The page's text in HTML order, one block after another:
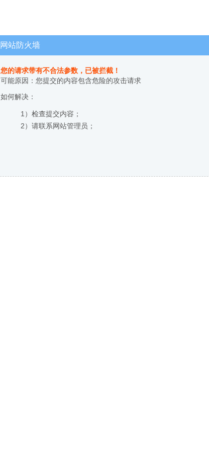
网站防火墙
您的请求带有不合法参数，已被拦截！
可能原因：您提交的内容包含危险的攻击请求
如何解决：
1）检查提交内容；
2）请联系网站管理员；